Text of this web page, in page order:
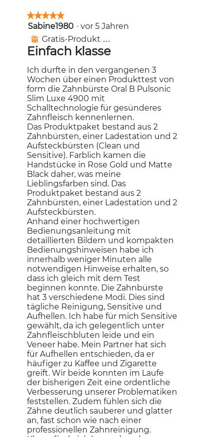
★★★★★
★★★★★
5
von
Sternen.
Sabine1980 · vor 5 Jahren
⊞ Gratis-Produkt erhalten
Einfach klasse
Ich durfte in den vergangenen 3
Wochen über einen Produkttest von
form die Zahnbürste Oral B Pulsonic
Slim Luxe 4900 mit
Schalltechnologie für gesünderes
Zahnfleisch kennenlernen.
Das Produktpaket bestand aus 2
Zahnbürsten, einer Ladestation und 2
Aufsteckbürsten (Clean und
Sensitive). Farblich kamen die
Handstücke in Rose Gold und Matte
Black daher, was meine
Lieblingsfarben sind. Das
Produktpaket bestand aus 2
Zahnbürsten, einer Ladestation und 2
Aufsteckbürsten.
Anhand einer hochwertigen
Bedienungsanleitung mit
detaillierten Bildern und kompakten
Bedienungshinweisen habe ich
innerhalb weniger Minuten alle
notwendigen Hinweise erhalten, so
dass ich gleich mit dem Test
beginnen konnte. Die Zahnbürste
hat 3 verschiedene Modi. Dies sind
tägliche Reinigung, Sensitive und
Aufhellen. Ich habe für mich Sensitive
gewählt, da ich gelegentlich unter
Zahnfleischbluten leide und ein
Veneer habe. Mein Partner hat sich
für Aufhellen entschieden, da er
häufiger zu Kaffee und Zigarette
greift. Wir beide konnten im Laufe
der bisherigen Zeit eine ordentliche
Verbesserung unserer Problematiken
feststellen. Zudem fühlen sich die
Zähne deutlich sauberer und glatter
an, fast schon wie nach einer
professionellen Zahnreinigung.